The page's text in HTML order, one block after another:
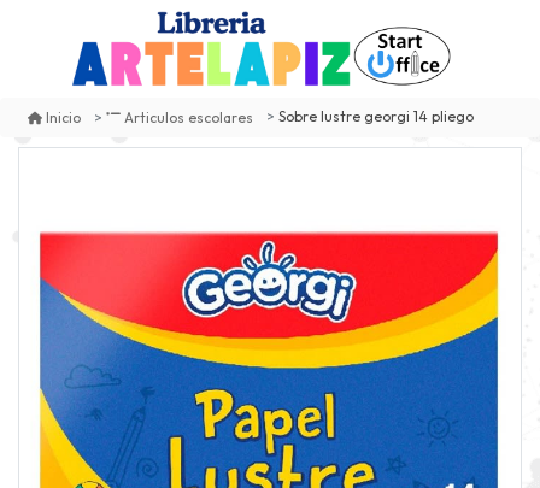
Inicio Articulos escolares Sobre lustre georgi 14 pliego